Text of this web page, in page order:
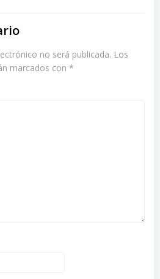
no será publicada. Los
marcados con *